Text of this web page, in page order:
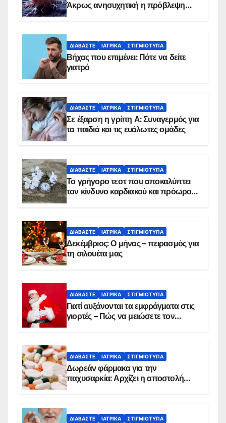
Άκρως ανησυχητική η πρόβλεψη…
ΔΙΑΒΆΣΤΕ ΙΑΤΡΙΚΆ ΣΤΙΓΜΙΌΤΥΠΑ
Βήχας που επιμένει: Πότε να δείτε
γιατρό
ΔΙΑΒΆΣΤΕ ΙΑΤΡΙΚΆ ΣΤΙΓΜΙΌΤΥΠΑ
Σε έξαρση η γρίπη Α: Συναγερμός για
τα παιδιά και τις ευάλωτες ομάδες
ΔΙΑΒΆΣΤΕ ΙΑΤΡΙΚΆ ΣΤΙΓΜΙΌΤΥΠΑ
Το γρήγορο τεστ που αποκαλύπτει
τον κίνδυνο καρδιακού και πρόωρου
ΔΙΑΒΆΣΤΕ ΙΑΤΡΙΚΆ ΣΤΙΓΜΙΌΤΥΠΑ
Δεκέμβριος: Ο μήνας – πειρασμός για
τη σιλουέτα μας
ΔΙΑΒΆΣΤΕ ΙΑΤΡΙΚΆ ΣΤΙΓΜΙΌΤΥΠΑ
Γιατί αυξάνονται τα εμφράγματα στις
γιορτές – Πώς να μειώσετε τον
ΔΙΑΒΆΣΤΕ ΙΑΤΡΙΚΆ ΣΤΙΓΜΙΌΤΥΠΑ
Δωρεάν φάρμακα για την
παχυσαρκία: Αρχίζει η αποστολή
ΔΙΑΒΆΣΤΕ ΙΑΤΡΙΚΆ ΣΤΙΓΜΙΌΤΥΠΑ